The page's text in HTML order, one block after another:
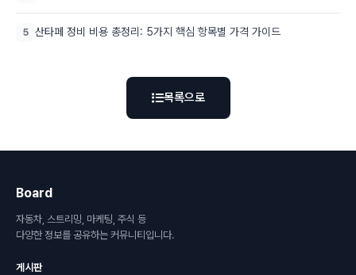
5 산타페 정비 비용 총정리: 5가지 핵심 항목별 가격 가이드
목록으로
Board
자동차, 스트리밍, 마케팅, 주식 등
다양한 정보를 공유하는 커뮤니티입니다.
게시판